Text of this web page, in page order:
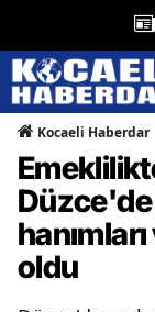
Kocaeli Haberdar
Düzce'de
oldu